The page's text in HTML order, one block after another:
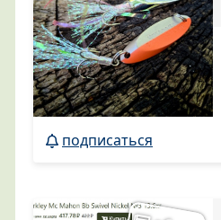
подписаться